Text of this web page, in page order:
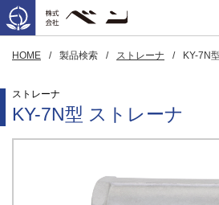
HOME 製品検索 ストレーナ KY-7N
ストレーナ
KY-7N型 ストレーナ